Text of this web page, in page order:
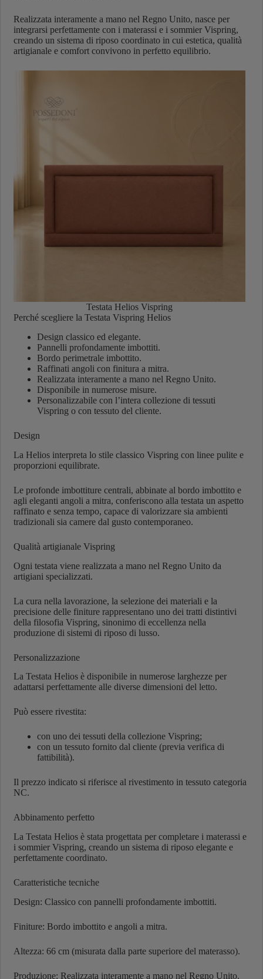
Realizzata interamente a mano nel Regno Unito, nasce per
integrarsi perfettamente con i materassi e i sommier Vispring,
creando un sistema di riposo coordinato in cui estetica, qualità
artigianale e comfort convivono in perfetto equilibrio.
Testata Helios Vispring
Perché scegliere la Testata Vispring Helios
Design classico ed elegante.
Pannelli profondamente imbottiti.
Bordo perimetrale imbottito.
Raffinati angoli con finitura a mitra.
Realizzata interamente a mano nel Regno Unito.
Disponibile in numerose misure.
Personalizzabile con l’intera collezione di tessuti
Vispring o con tessuto del cliente.
Design
La Helios interpreta lo stile classico Vispring con linee pulite e
proporzioni equilibrate.
Le profonde imbottiture centrali, abbinate al bordo imbottito e
agli eleganti angoli a mitra, conferiscono alla testata un aspetto
raffinato e senza tempo, capace di valorizzare sia ambienti
tradizionali sia camere dal gusto contemporaneo.
Qualità artigianale Vispring
Ogni testata viene realizzata a mano nel Regno Unito da
artigiani specializzati.
La cura nella lavorazione, la selezione dei materiali e la
precisione delle finiture rappresentano uno dei tratti distintivi
della filosofia Vispring, sinonimo di eccellenza nella
produzione di sistemi di riposo di lusso.
Personalizzazione
La Testata Helios è disponibile in numerose larghezze per
adattarsi perfettamente alle diverse dimensioni del letto.
Può essere rivestita:
con uno dei tessuti della collezione Vispring;
con un tessuto fornito dal cliente (previa verifica di
fattibilità).
Il prezzo indicato si riferisce al rivestimento in tessuto categoria
NC.
Abbinamento perfetto
La Testata Helios è stata progettata per completare i materassi e
i sommier Vispring, creando un sistema di riposo elegante e
perfettamente coordinato.
Caratteristiche tecniche
Design: Classico con pannelli profondamente imbottiti.
Finiture: Bordo imbottito e angoli a mitra.
Altezza: 66 cm (misurata dalla parte superiore del materasso).
Produzione: Realizzata interamente a mano nel Regno Unito.